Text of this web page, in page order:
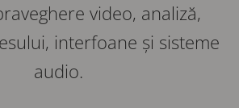
video, analiză,
interfoane și sisteme
audio.